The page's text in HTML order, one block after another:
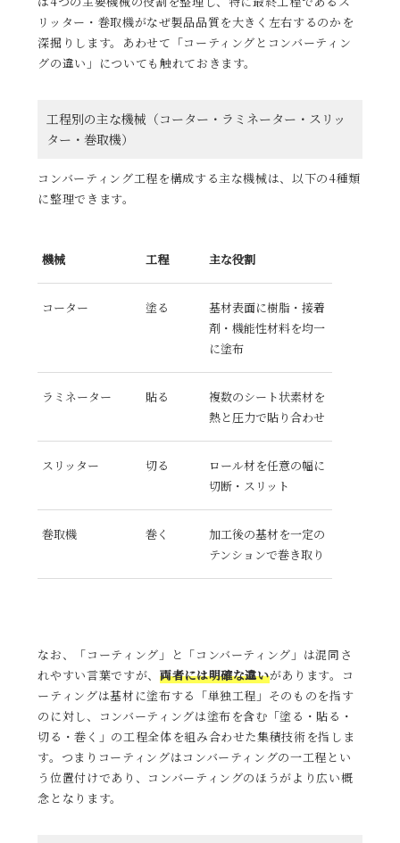
リッター・巻取機がなぜ製品品質を大きく左右するのかを
深掘りします。あわせて「コーティングとコンバーティン
グの違い」についても触れておきます。
工程別の主な機械（コーター・ラミネーター・スリッ
ター・巻取機）
コンバーティング工程を構成する主な機械は、以下の4種類
に整理できます。
機械 工程 主な役割
コーター 塗る
基材表面に樹脂・接着
剤・機能性材料を均一
に塗布
ラミネーター 貼る
複数のシート状素材を
熱と圧力で貼り合わせ
スリッター 切る
ロール材を任意の幅に
切断・スリット
巻取機 巻く
加工後の基材を一定の
テンションで巻き取り
なお、「コーティング」と「コンバーティング」は混同さ
れやすい言葉ですが、 両者には明確な違いがあります。コ
ーティングは基材に塗布する「単独工程」そのものを指す
のに対し、コンバーティングは塗布を含む「塗る・貼る・
切る・巻く」の工程全体を組み合わせた集積技術を指しま
す。つまりコーティングはコンバーティングの一工程とい
う位置付けであり、コンバーティングのほうがより広い概
念となります。